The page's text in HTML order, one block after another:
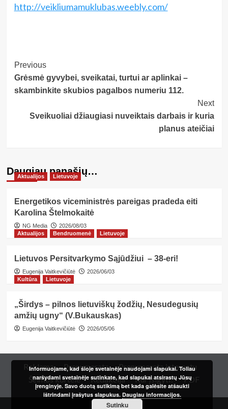
http://veikliumamuklubas.weebly.com/
Post
Navigation
Previous
Grėsmė gyvybei, sveikatai, turtui ar aplinkai –
skambinkite skubios pagalbos numeriu 112.
Next
Sveikuoliai džiaugiasi nuveiktais darbais ir kuria
planus ateičiai
Daugiau panašių…
Aktualijos Lietuvoje
Energetikos viceministrės pareigas pradeda eiti
Karolina Štelmokaitė
NG Media
2026/08/03
Aktualijos
Bendruomenė Lietuvoje
Lietuvos Persitvarkymo Sąjūdžiui – 38-eri!
Eugenija Vaitkevičiūtė
2026/06/03
Kultūra
Lietuvoje
„Širdys – pilnos lietuviškų žodžių, Nesudegusių
amžių ugny“ (V.Bukauskas)
Eugenija Vaitkevičiūtė 2026/05/06
Reklama Prenumerata
Prenumerata internetu
Šeimos kortelė
Redakcija Kur įsigyti? PDF
Informuojame, kad šioje svetainėje naudojami slapukai. Toliau
naršydami svetainėje sutinkate, kad slapukai atsirastų Jūsų
įrenginyje. Savo duotą sutikimą bet kada galėsite atšaukti
ištrindami įrašytus slapukus. Daugiau informacijos.
Sutinku